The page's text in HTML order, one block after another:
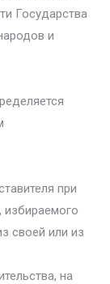
Государства
и
при
избираемого
своей или из
на